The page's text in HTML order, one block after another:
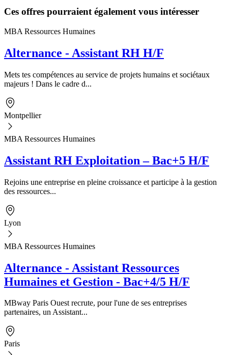
Ces offres pourraient également vous intéresser
MBA Ressources Humaines
Alternance - Assistant RH H/F
Mets tes compétences au service de projets humains et sociétaux
majeurs ! Dans le cadre d...
Montpellier
MBA Ressources Humaines
Assistant RH Exploitation – Bac+5 H/F
Rejoins une entreprise en pleine croissance et participe à la gestion
des ressources...
Lyon
MBA Ressources Humaines
Alternance - Assistant Ressources
Humaines et Gestion - Bac+4/5 H/F
MBway Paris Ouest recrute, pour l'une de ses entreprises
partenaires, un Assistant...
Paris